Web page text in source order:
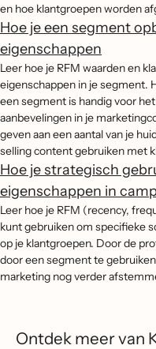
en hoe klantgroepen worden
Hoe je een segment
eigenschappen
Leer hoe je RFM waarden en
eigenschappen in je segment.
een segment is handig voor
aanbevelingen in je
geven aan een aantal van je
selling content gebruiken met
Hoe je strategisch
eigenschappen in
Leer hoe je RFM (recency,
kunt gebruiken om specifieke
op je klantgroepen. Door de
door een segment te
marketing nog verder
Ontdek meer van